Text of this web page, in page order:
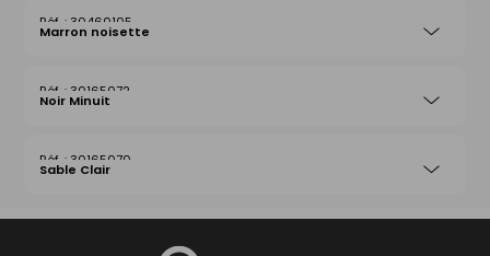
30460105
Marron noisette
30165072
Noir Minuit
30165070
Sable Clair